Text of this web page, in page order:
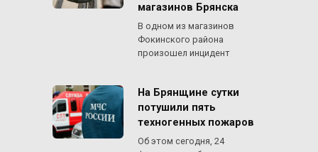
магазинов Брянска
В одном из магазинов
Фокинского района
произошел инцидент
На Брянщине сутки
потушили пять
техногенных пожаров
Об этом сегодня, 24